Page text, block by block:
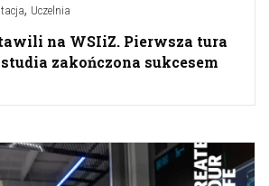
, Uczelnia
na WSIiZ. Pierwsza tura
zakończona sukcesem